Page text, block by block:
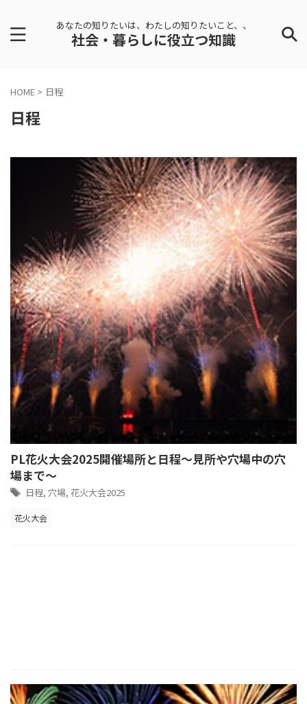
あなたの知りたいは、わたしの知りたいこと、、
社会・暮らしに役立つ知識
HOME > 日程
日程
PL花火大会2025開催場所と日程～見所や穴場中の穴
場まで～
日程, 穴場, 花火大会2025
花火大会